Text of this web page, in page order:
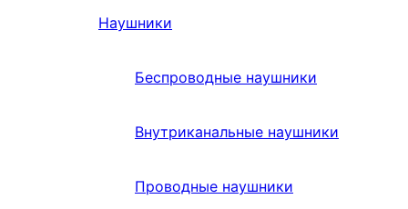
Наушники
Беспроводные наушники
Внутриканальные наушники
Проводные наушники